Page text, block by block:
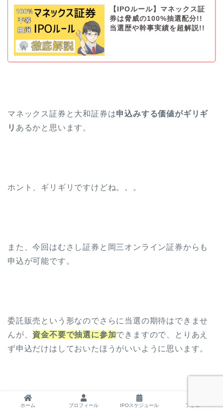
【IPOルール】マネックス証
券は脅威の100%抽選配分!!
当選歴や幹事実績を超解説!!
マネックス証券と大和証券は申込みする価値がギリギ
リ あるかと思います。
ホント、ギリギリですけどね。。。
また、今回はむさし証券と岡三オンライン証券からも
申込が可能です。
委託販売という形なのでさらに当選の期待はできませ
んが、 資金不要で抽選に参加できますので、とりあえ
ず申込だけはしておいたほうがいいように思います。
ホーム プロフィール IPOスケジュール フォロー